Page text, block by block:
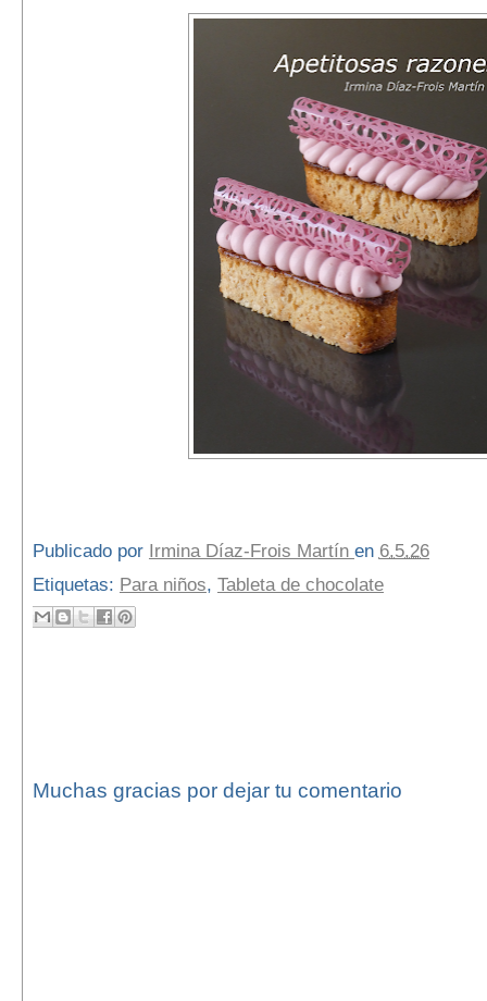
Publicado por Irmina Díaz-Frois Martín en 6.5.26
Etiquetas: Para niños, Tableta de chocolate
Muchas gracias por dejar tu comentario